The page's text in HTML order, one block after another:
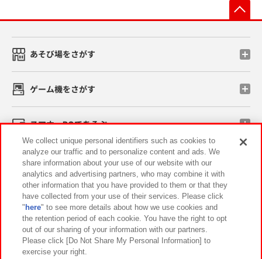
あそび場をさがす
ゲーム機をさがす
スマホ・PCであそぶ
イベント・キャンペーン
関連会社 サステナビリティ サイトポリシー
プライバシーポリシー ウェブアクセシビリティ方針と検証結果
お取引先さまとともに
We collect unique personal identifiers such as cookies to
analyze our traffic and to personalize content and ads. We
share information about your use of our website with our
analytics and advertising partners, who may combine it with
other information that you have provided to them or that they
have collected from your use of their services. Please click
" here" to see more details about how we use cookies and
the retention period of each cookie. You have the right to opt
out of our sharing of your information with our partners.
Please click [Do Not Share My Personal Information] to
exercise your right.